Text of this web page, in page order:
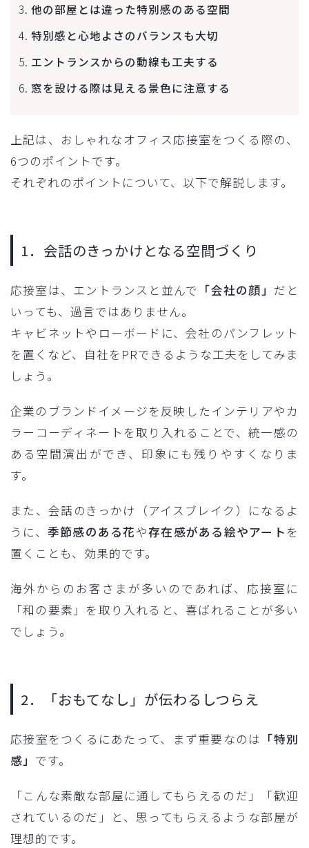
他の部屋とは違った特別感のある空間
特別感と心地よさのバランスも大切
エントランスからの動線も工夫する
窓を設ける際は見える景色に注意する
上記は、おしゃれなオフィス応接室をつくる際の、
6つのポイントです。
それぞれのポイントについて、以下で解説します。
1．会話のきっかけとなる空間づくり
応接室は、エントランスと並んで 「会社の顔」 だと
いっても、過言ではありません。
キャビネットやローボードに、会社のパンフレット
を置くなど、自社をPRできるような工夫をしてみま
しょう。
企業のブランドイメージを反映したインテリアやカ
ラーコーディネートを取り入れることで、統一感の
ある空間演出ができ、印象にも残りやすくなりま
す。
また、会話のきっかけ（アイスブレイク）になるよ
うに、 季節感のある花や存在感がある絵やアート を
置くことも、効果的です。
海外からのお客さまが多いのであれば、応接室に
「和の要素」を取り入れると、喜ばれることが多い
でしょう。
2．「おもてなし」が伝わるしつらえ
応接室をつくるにあたって、まず重要なのは 「特別
感」 です。
「こんな素敵な部屋に通してもらえるのだ」「歓迎
されているのだ」と、思ってもらえるような部屋が
理想的です。